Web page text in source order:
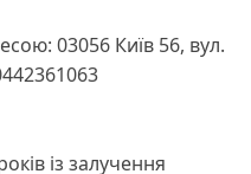
03056 Київ 56, вул.
із залучення